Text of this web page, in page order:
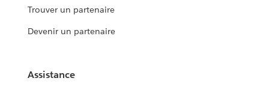
Trouver un partenaire
Devenir un partenaire
Assistance